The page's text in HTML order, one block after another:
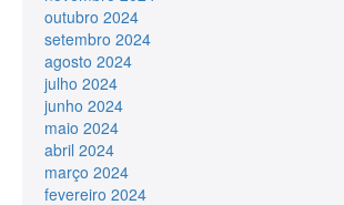
outubro 2024
setembro 2024
agosto 2024
julho 2024
junho 2024
maio 2024
abril 2024
março 2024
fevereiro 2024